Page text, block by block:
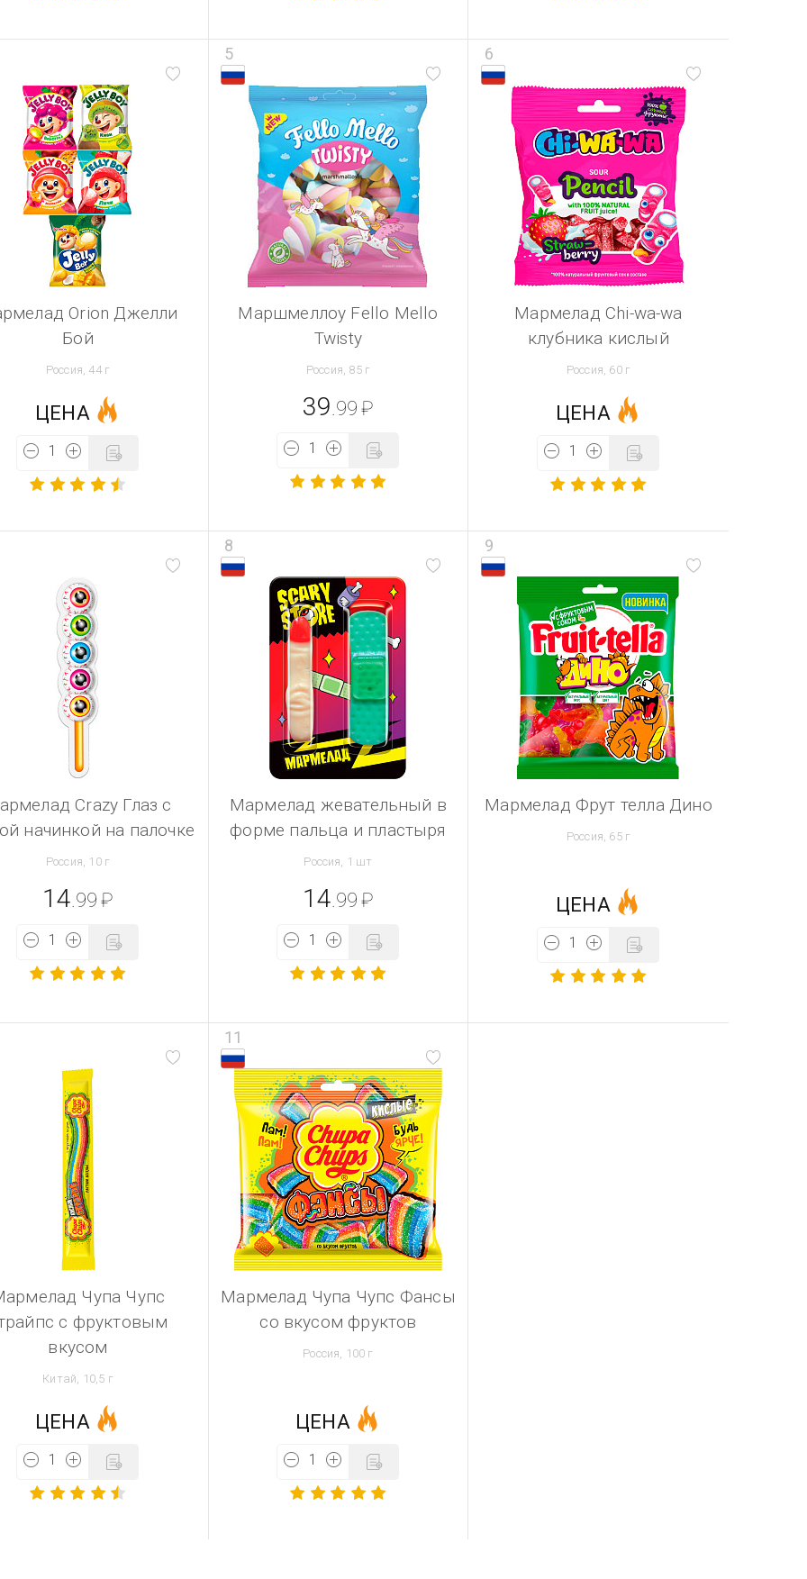
Orion Джелли
Бой
Россия, 44 г
ЦЕНА
5
Маршмеллоу Fello Mello
Twisty
Россия, 85 г
39 .99 ₽
6
Мармелад Chi-wa-wa
клубника кислый
Россия, 60 г
ЦЕНА
Crazy Глаз с
начинкой на палочке
Россия, 10 г
14 .99 ₽
8
Мармелад жевательный в
форме пальца и пластыря
Россия, 1 шт
14 .99 ₽
9
Мармелад Фрут телла Дино
Россия, 65 г
ЦЕНА
Чупа Чупс
с фруктовым
вкусом
Китай, 10,5 г
ЦЕНА
11
Мармелад Чупа Чупс Фансы
со вкусом фруктов
Россия, 100 г
ЦЕНА